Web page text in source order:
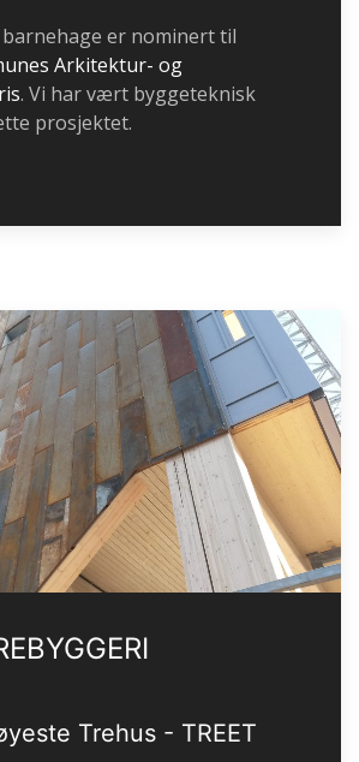
er nominert til
Arkitektur- og
. Vi har vært byggeteknisk
prosjektet.
Trehus - TREET